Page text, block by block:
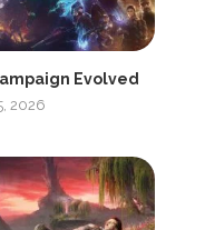
Evolved
2026